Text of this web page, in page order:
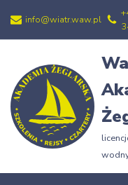
Przejdź
treści
info@wiatr.waw.pl